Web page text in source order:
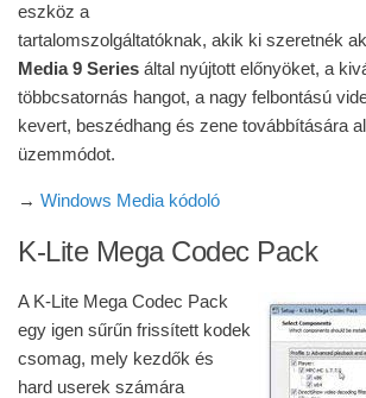
eszköz a
tartalomszolgáltatóknak, akik ki szeretnék
Media 9 Series által nyújtott előnyöket, a
többcsatornás hangot, a nagy felbontású
kevert, beszédhang és zene továbbítására
üzemmódot.
→ Windows Media kódoló
K-Lite Mega Codec Pack
A K-Lite Mega Codec Pack
egy igen sűrűn frissített kodek
csomag, mely kezdők és
hard userek számára